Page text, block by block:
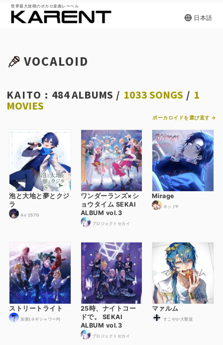
世界最大規模のボカロ楽曲レーベル
日本語
VOCALOID
KAITO : 484 ALBUMS / 1033 SONGS / 1
MOVIES
ボーカロイドを選び直す →
泡と大地と夢とクジ
ラ
As'257G
ワンダーランズ×シ
ョウタイム SEKAI
ALBUM vol.3
プロジェクトセカイ
Mirage
キッドP
ストリートライト
加賀(ネギシャワーP)
25時、ナイトコー
ドで。 SEKAI
ALBUM vol.3
プロジェクトセカイ
マァルム
すこやか大聖堂